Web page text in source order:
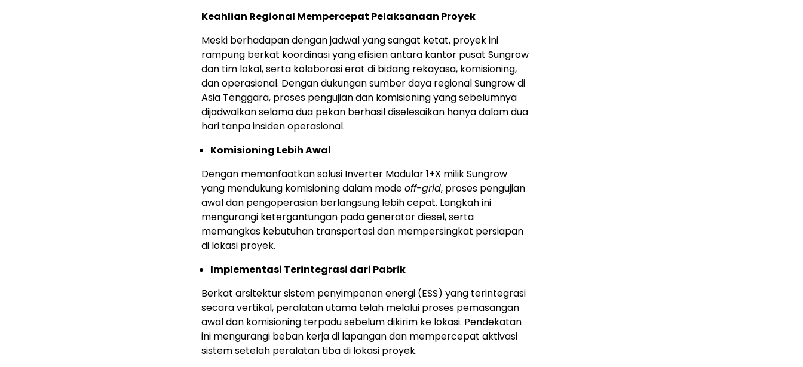
Keahlian Regional Mempercepat Pelaksanaan Proyek
Meski berhadapan dengan jadwal yang sangat ketat, proyek ini
rampung berkat koordinasi yang efisien antara kantor pusat Sungrow
dan tim lokal, serta kolaborasi erat di bidang rekayasa, komisioning,
dan operasional. Dengan dukungan sumber daya regional Sungrow di
Asia Tenggara, proses pengujian dan komisioning yang sebelumnya
dijadwalkan selama dua pekan berhasil diselesaikan hanya dalam dua
hari tanpa insiden operasional.
Komisioning Lebih Awal
Dengan memanfaatkan solusi Inverter Modular 1+X milik Sungrow
yang mendukung komisioning dalam modeoff-grid, proses pengujian
awal dan pengoperasian berlangsung lebih cepat. Langkah ini
mengurangi ketergantungan pada generator diesel, serta
memangkas kebutuhan transportasi dan mempersingkat persiapan
di lokasi proyek.
Implementasi Terintegrasi dari Pabrik
Berkat arsitektur sistem penyimpanan energi (ESS) yang terintegrasi
secara vertikal, peralatan utama telah melalui proses pemasangan
awal dan komisioning terpadu sebelum dikirim ke lokasi. Pendekatan
ini mengurangi beban kerja di lapangan dan mempercepat aktivasi
sistem setelah peralatan tiba di lokasi proyek.